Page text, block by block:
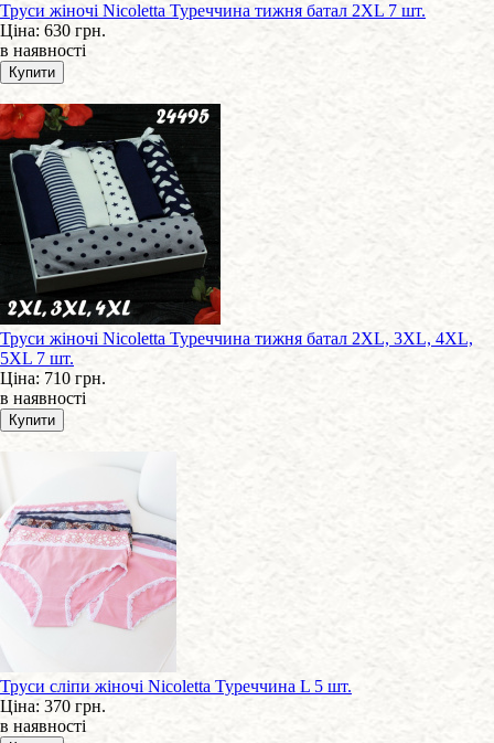
Труси жіночі Nicoletta Туреччина тижня батал 2XL 7 шт.
Ціна: 630 грн.
в наявності
Труси жіночі Nicoletta Туреччина тижня батал 2XL, 3XL, 4XL,
5XL 7 шт.
Ціна: 710 грн.
в наявності
Труси сліпи жіночі Nicoletta Туреччина L 5 шт.
Ціна: 370 грн.
в наявності